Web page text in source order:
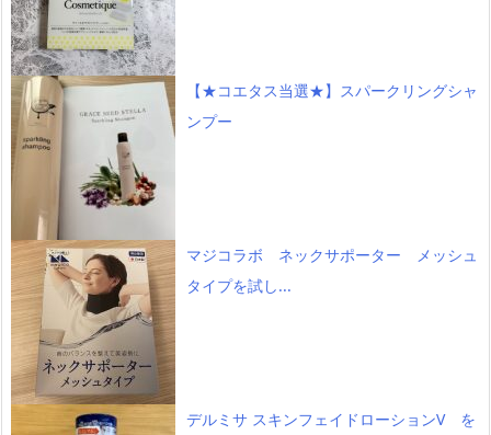
【★コエタス当選★】スパークリングシャ
ンプー
マジコラボ ネックサポーター メッシュ
タイプを試し...
デルミサ スキンフェイドローションV を